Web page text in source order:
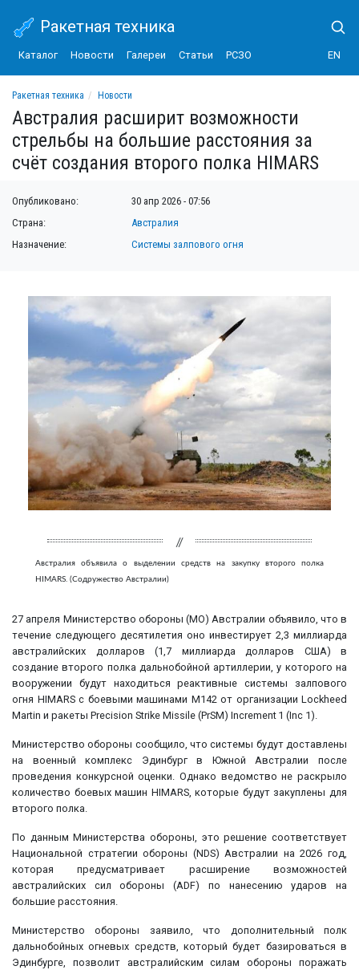
Ракетная техника
Каталог Новости Галереи Статьи РСЗО EN
Ракетная техника
Новости
Австралия расширит возможности
стрельбы на большие расстояния за
счёт создания второго полка HIMARS
Опубликовано:
30 апр 2026 - 07:56
Страна:
Австралия
Назначение:
Системы залпового огня
Австралия объявила о выделении средств на закупку второго полка
HIMARS. (Содружество Австралии)
27 апреля Министерство обороны (МО) Австралии объявило, что в
течение следующего десятилетия оно инвестирует 2,3 миллиарда
австралийских долларов (1,7 миллиарда долларов США) в
создание второго полка дальнобойной артиллерии, у которого на
вооружении будут находиться реактивные системы залпового
огня HIMARS с боевыми машинами M142 от организации Lockheed
Martin и ракеты Precision Strike Missile (PrSM) Increment 1 (Inc 1).
Министерство обороны сообщило, что системы будут доставлены
на военный комплекс Эдинбург в Южной Австралии после
проведения конкурсной оценки. Однако ведомство не раскрыло
количество боевых машин HIMARS, которые будут закуплены для
второго полка.
По данным Министерства обороны, это решение соответствует
Национальной стратегии обороны (NDS) Австралии на 2026 год,
которая предусматривает расширение возможностей
австралийских сил обороны (ADF) по нанесению ударов на
большие расстояния.
Министерство обороны заявило, что дополнительный полк
дальнобойных огневых средств, который будет базироваться в
Эдинбурге, позволит австралийским силам обороны поражать